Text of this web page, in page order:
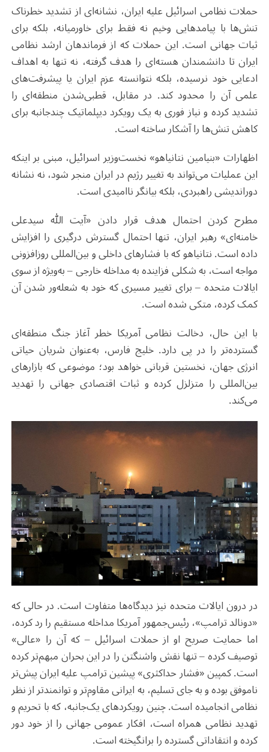
حملات نظامی اسرائیل علیه ایران، نشانه‌ای از تشدید خطرناک
تنش‌ها با پیامدهایی وخیم نه ‌فقط برای خاورمیانه، بلکه برای
ثبات جهانی است. این حملات که از فرماندهان ارشد نظامی
ایران تا دانشمندان هسته‌ای را هدف گرفته، نه ‌تنها به اهداف
ادعایی خود نرسیده، بلکه نتوانسته عزم ایران یا پیشرفت‌های
علمی آن را محدود کند. در مقابل، قطبی‌شدن منطقه‌ای را
تشدید کرده و نیاز فوری به یک رویکرد دیپلماتیک چندجانبه برای
کاهش تنش‌ها را آشکار ساخته است.
اظهارات «بنیامین نتانیاهو» نخست‌وزیر اسرائیل، مبنی بر اینکه
این عملیات می‌تواند به تغییر رژیم در ایران منجر شود، نه نشانه
دوراندیشی راهبردی، بلکه بیانگر ناامیدی است.
مطرح‌ کردن احتمال هدف قرار دادن «آیت ‌الله سیدعلی
خامنه‌ای» رهبر ایران، تنها احتمال گسترش درگیری را افزایش
داده است. نتانیاهو که با فشارهای داخلی و بین‌المللی روزافزونی
مواجه است، به‌ شکلی فزاینده به مداخله خارجی – به‌ویژه از سوی
ایالات متحده – برای تغییر مسیری که خود به شعله‌ور شدن آن
کمک کرده، متکی شده است.
با این حال، دخالت نظامی آمریکا خطر آغاز جنگ منطقه‌ای
گسترده‌تر را در پی دارد. خلیج فارس، به‌عنوان شریان حیاتی
انرژی جهان، نخستین قربانی خواهد بود؛ موضوعی که بازارهای
بین‌المللی را متزلزل کرده و ثبات اقتصادی جهانی را تهدید
می‌کند.
در درون ایالات متحده نیز دیدگاه‌ها متفاوت است. در حالی که
«دونالد ترامپ»، رئیس‌جمهور آمریکا مداخله مستقیم را رد کرده،
اما حمایت صریح او از حملات اسرائیل – که آن را «عالی»
توصیف کرده – تنها نقش واشنگتن را در این بحران مبهم‌تر کرده
است. کمپین «فشار حداکثری» پیشین ترامپ علیه ایران پیش‌تر
ناموفق بوده و به‌ جای تسلیم، به ایرانی مقاوم‌تر و توانمندتر از نظر
نظامی انجامیده است. چنین رویکردهای یک‌جانبه، که با تحریم و
تهدید نظامی همراه است، افکار عمومی جهانی را از خود دور
کرده و انتقاداتی گسترده‌ را برانگیخته است.